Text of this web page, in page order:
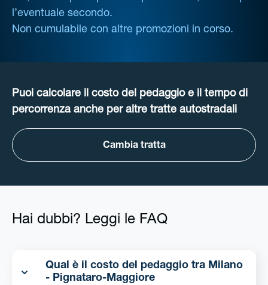
l’eventuale secondo.
Non cumulabile con altre promozioni in corso.
Puoi calcolare il costo del pedaggio e il tempo di
percorrenza anche per altre tratte autostradali
Cambia tratta
Hai dubbi? Leggi le FAQ
Qual è il costo del pedaggio tra Milano
- Pignataro-Maggiore